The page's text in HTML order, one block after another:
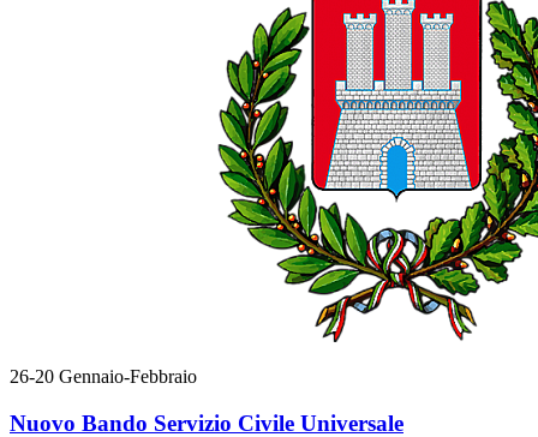
26-20 Gennaio-Febbraio
Nuovo Bando Servizio Civile Universale